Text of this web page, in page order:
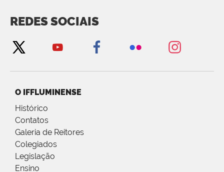
REDES SOCIAIS
O IFFLUMINENSE
Histórico
Contatos
Galeria de Reitores
Colegiados
Legislação
Ensino